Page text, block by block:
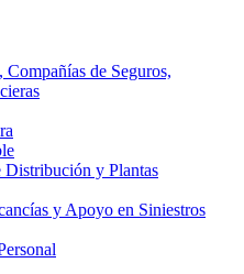
de Seguros,
Distribución y Plantas
y Apoyo en Siniestros